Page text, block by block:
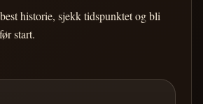
historie, sjekk tidspunktet og bli
start.